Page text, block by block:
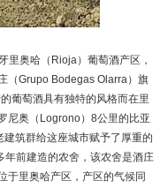
里奥哈（Rioja）葡萄酒产区，
（Grupo Bodegas Olarra）旗
萄酒具有独特的风格而在里
尼奥（Logrono）8公里的比亚
筑群给这座城市赋予了厚重的
年前建造的农舍，该农舍是酒庄
里奥哈产区，产区的气候同